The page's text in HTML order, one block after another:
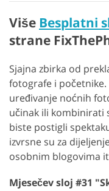
Više Besplatni
strane
Sjajna zbirka od
fotografe i
uređivanje noćnih
učinak ili kombinirati
biste postigli
izvrsne su za
osobnim blogovima
Mjesečev sloj #31